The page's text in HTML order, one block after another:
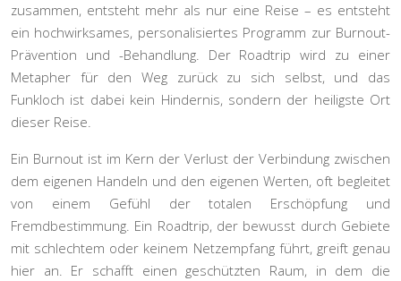
zusammen, entsteht mehr als nur eine Reise – es entsteht
ein hochwirksames, personalisiertes Programm zur Burnout-
Prävention und -Behandlung. Der Roadtrip wird zu einer
Metapher für den Weg zurück zu sich selbst, und das
Funkloch ist dabei kein Hindernis, sondern der heiligste Ort
dieser Reise.
Ein Burnout ist im Kern der Verlust der Verbindung zwischen
dem eigenen Handeln und den eigenen Werten, oft begleitet
von einem Gefühl der totalen Erschöpfung und
Fremdbestimmung. Ein Roadtrip, der bewusst durch Gebiete
mit schlechtem oder keinem Netzempfang führt, greift genau
hier an. Er schafft einen geschützten Raum, in dem die